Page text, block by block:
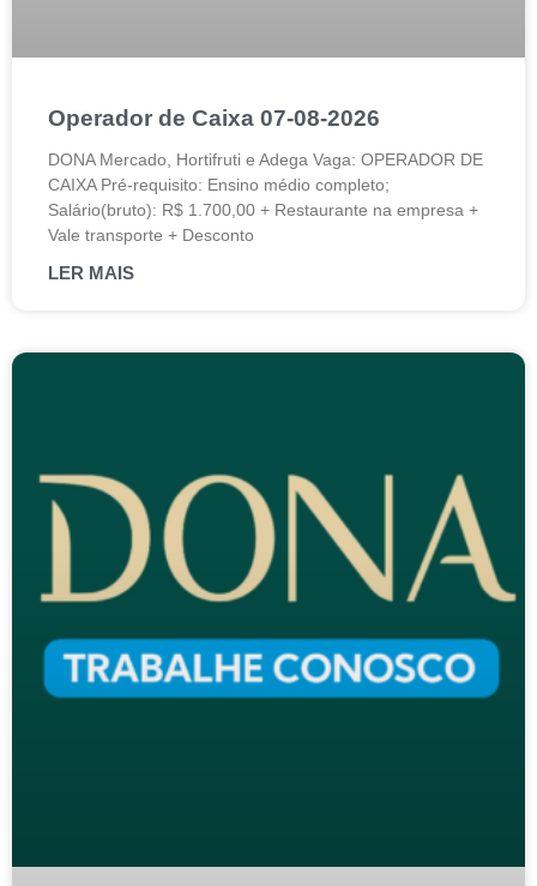
Operador de Caixa 07-08-2026
DONA Mercado, Hortifruti e Adega Vaga: OPERADOR DE
CAIXA Pré-requisito: Ensino médio completo;
Salário(bruto): R$ 1.700,00 + Restaurante na empresa +
Vale transporte + Desconto
LER MAIS